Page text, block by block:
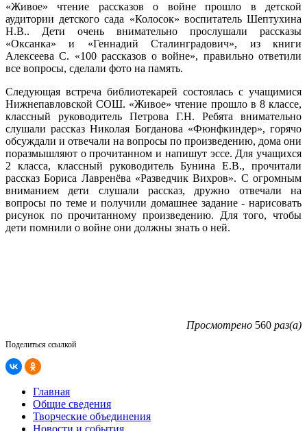
«Живое» чтение рассказов о войне прошло в детской
аудитории детского сада «Колосок» воспитатель Шептухина
Н.В.. Дети очень внимательно прослушали рассказы
«Оксанка» и «Геннадий Сталинградович», из книги
Алексеева С. «100 рассказов о войне», правильно ответили
все вопросы, сделали фото на память.
Следующая встреча библиотекарей состоялась с учащимися
Нижнепавловской СОШ. «Живое» чтение прошло в 8 классе,
классный руководитель Петрова Г.Н. Ребята внимательно
слушали рассказ Николая Богданова «Фюнфкиндер», горячо
обсуждали и отвечали на вопросы по произведению, дома они
поразмышляют о прочитанном и напишут эссе. Для учащихся
2 класса, классный руководитель Бунина Е.В., прочитали
рассказ Бориса Лавренёва «Разведчик Вихров». С огромным
вниманием дети слушали рассказ, дружно отвечали на
вопросы по теме и получили домашнее задание - нарисовать
рисунок по прочитанному произведению. Для того, чтобы
дети помнили о войне они должны знать о ней.
Просмотрено 560 раз(а)
Поделиться ссылкой
Главная
Общие сведения
Творческие объединения